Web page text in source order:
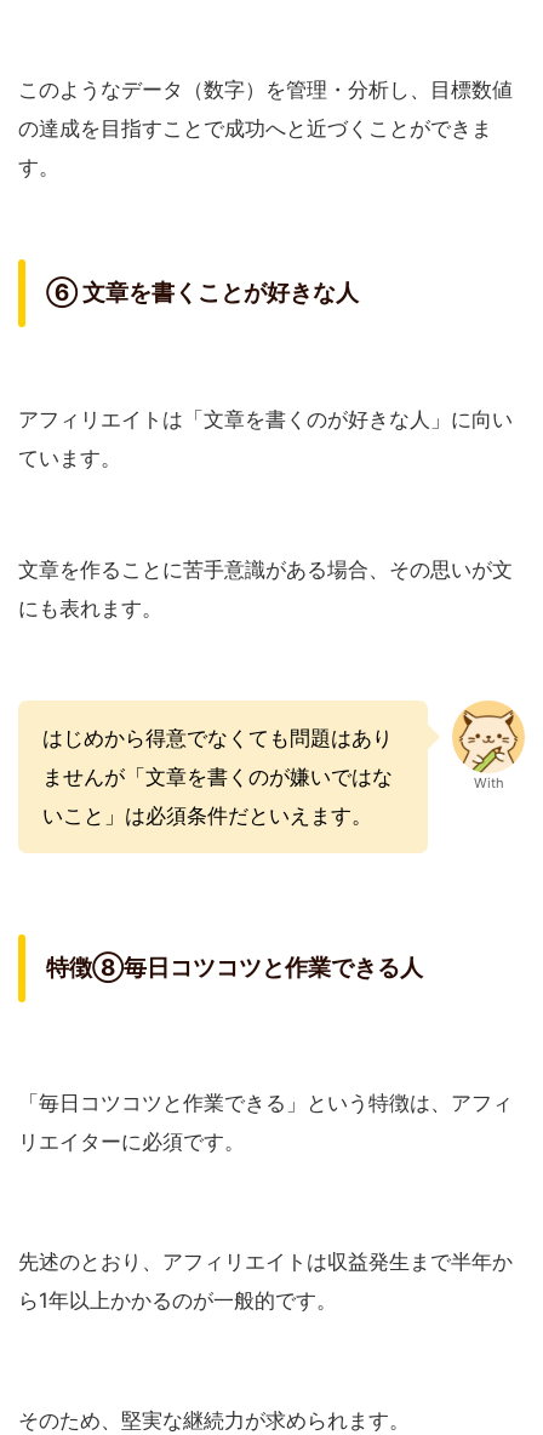
このようなデータ（数字）を管理・分析し、目標数値
の達成を目指すことで成功へと近づくことができま
す。
⑥ 文章を書くことが好きな人
アフィリエイトは「文章を書くのが好きな人」に向い
ています。
文章を作ることに苦手意識がある場合、その思いが文
にも表れます。
はじめから得意でなくても問題はあり
ませんが「文章を書くのが嫌いではな
いこと」は必須条件だといえます。
With
特徴⑧毎日コツコツと作業できる人
「毎日コツコツと作業できる」という特徴は、アフィ
リエイターに必須です。
先述のとおり、アフィリエイトは収益発生まで半年か
ら1年以上かかるのが一般的です。
そのため、堅実な継続力が求められます。